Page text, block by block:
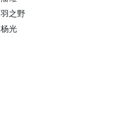
羽之野
杨光